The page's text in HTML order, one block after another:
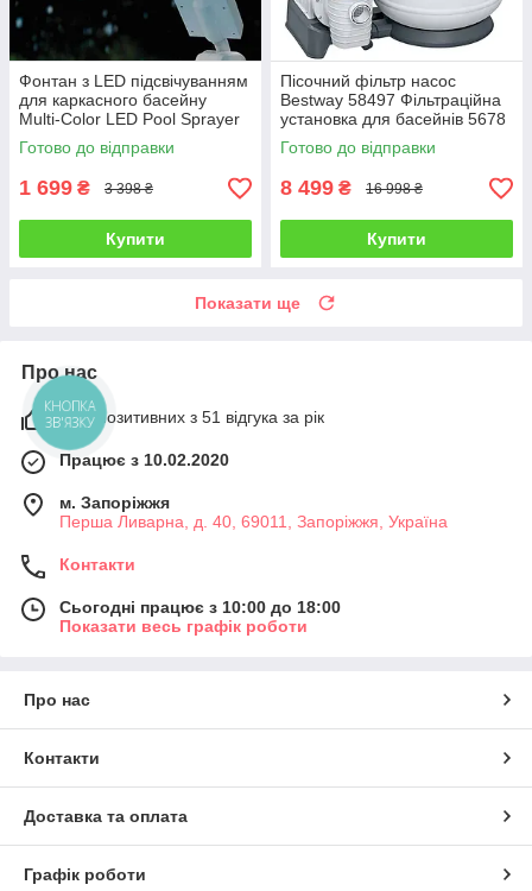
Фонтан з LED підсвічуванням
для каркасного басейну
Multi-Color LED Pool Sprayer
Intex 28089 Аксесуар
освітлення
Готово до відправки
1 699 ₴ 3 398 ₴
Купити
Пісочний фільтр насос
Bestway 58497 Фільтраційна
установка для басейнів 5678
л/год 9 кг
Готово до відправки
8 499 ₴ 16 998 ₴
Купити
Показати ще
Про нас
96% позитивних з 51 відгука за рік
Працює з 10.02.2020
м. Запоріжжя
Перша Ливарна, д. 40, 69011, Запоріжжя, Україна
Контакти
Сьогодні працює з 10:00 до 18:00
Показати весь графік роботи
Про нас
Контакти
Доставка та оплата
Графік роботи
КНОПКА
ЗВ'ЯЗКУ